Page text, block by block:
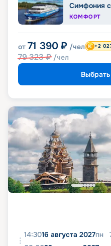
Симфония
КОМФОРТ
от 71 390 ₽ /чел
79 323₽ /чел
+2
14:3016 августа 2027пн